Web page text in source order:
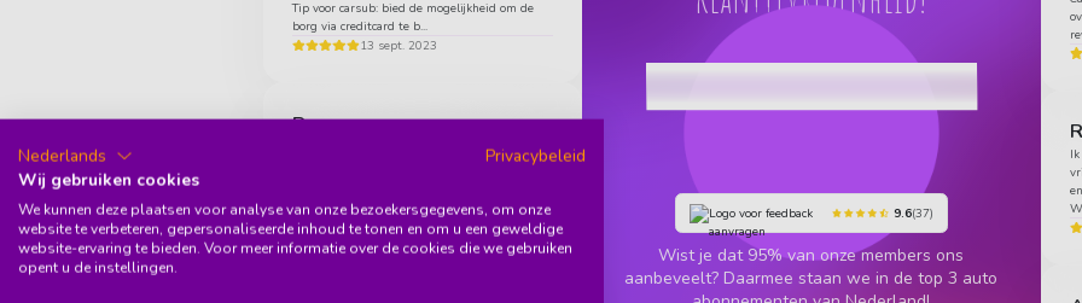
Tip voor carsub: bied de mogelijkheid om de
borg via creditcard te b...
13 sept. 2023
Roxanne
Van aanvraag tot aflevering krijgen ze van mij
een dikke 10! Eerst via hun site gemakkelijk
als de auto en de kleu...
13 sept. 2023
9.6(37)
Wist je dat 95% van onze members ons
aanbeveelt? Daarmee staan we in de top 3 auto
Nederlands
Privacybeleid
Wij gebruiken cookies
We kunnen deze plaatsen voor analyse van onze bezoekersgegevens, om onze
website te verbeteren, gepersonaliseerde inhoud te tonen en om u een geweldige
website-ervaring te bieden. Voor meer informatie over de cookies die we gebruiken
opent u de instellingen.